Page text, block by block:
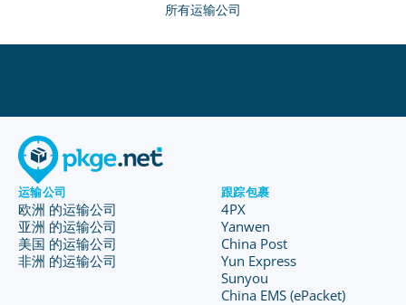
所有运输公司
运输公司
欧洲 的运输公司
亚洲 的运输公司
美国 的运输公司
非洲 的运输公司
跟踪包裹
4PX
Yanwen
China Post
Yun Express
Sunyou
China EMS (ePacket)